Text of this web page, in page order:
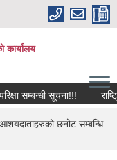
कार्यालय
सम्बन्धी सूचना!!!
छनोट सम्बन्धि